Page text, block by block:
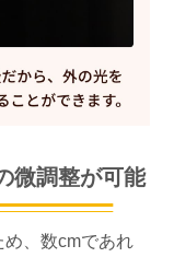
微調整が可能
、数cmであれ